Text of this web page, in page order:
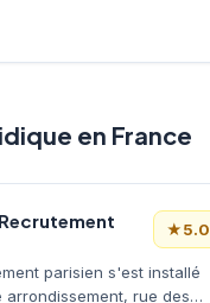
en France
★5.0
parisien s'est installé
rue des